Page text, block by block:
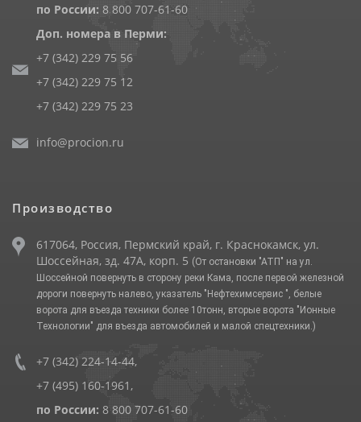
по России: 8 800 707-61-60
Доп. номера в Перми:
+7 (342) 229 75 56
+7 (342) 229 75 12
+7 (342) 229 75 23
info@procion.ru
Производство
617064, Россия, Пермский край, г. Краснокамск, ул.
Шоссейная, зд. 47А, корп. 5 (От остановки "АТП" на ул.
Шоссейной повернуть в сторону реки Кама, после первой железной
дороги повернуть налево, указатель "Нефтехимсервис ", белые
ворота для въезда техники более 10тонн, вторые ворота "Ионные
Технологии" для въезда автомобилей и малой спецтехники.)
+7 (342) 224-14-44,
+7 (495) 160-1961 ,
по России: 8 800 707-61-60